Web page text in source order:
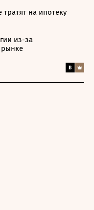
на ипотеку
из-за